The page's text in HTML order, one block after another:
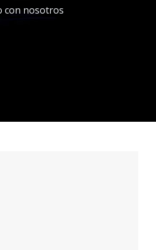
con nosotros